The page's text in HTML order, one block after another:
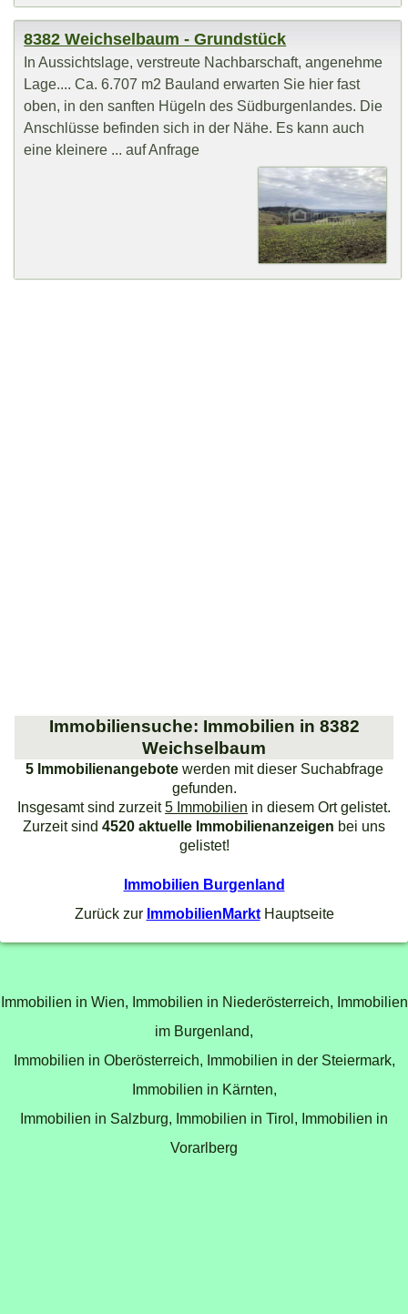
8382 Weichselbaum - Grundstück
In Aussichtslage, verstreute Nachbarschaft, angenehme
Lage.... Ca. 6.707 m2 Bauland erwarten Sie hier fast
oben, in den sanften Hügeln des Südburgenlandes. Die
Anschlüsse befinden sich in der Nähe. Es kann auch
eine kleinere ... auf Anfrage
Immobiliensuche: Immobilien in 8382
Weichselbaum
5 Immobilienangebotewerden mit dieser Suchabfrage
gefunden.
Insgesamt sind zurzeit5 Immobilien in diesem Ort gelistet.
Zurzeit sind 4520 aktuelle Immobilienanzeigen bei uns
gelistet!
Immobilien Burgenland
Zurück zur ImmobilienMarktHauptseite
Immobilien in Wien, Immobilien in Niederösterreich, Immobilien
im Burgenland,
Immobilien in Oberösterreich, Immobilien in der Steiermark,
Immobilien in Kärnten,
Immobilien in Salzburg, Immobilien in Tirol, Immobilien in
Vorarlberg